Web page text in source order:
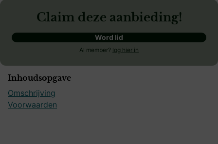
Claim deze aanbieding!
Word lid
Al member? log hier in
Inhoudsopgave
Omschrijving
Voorwaarden